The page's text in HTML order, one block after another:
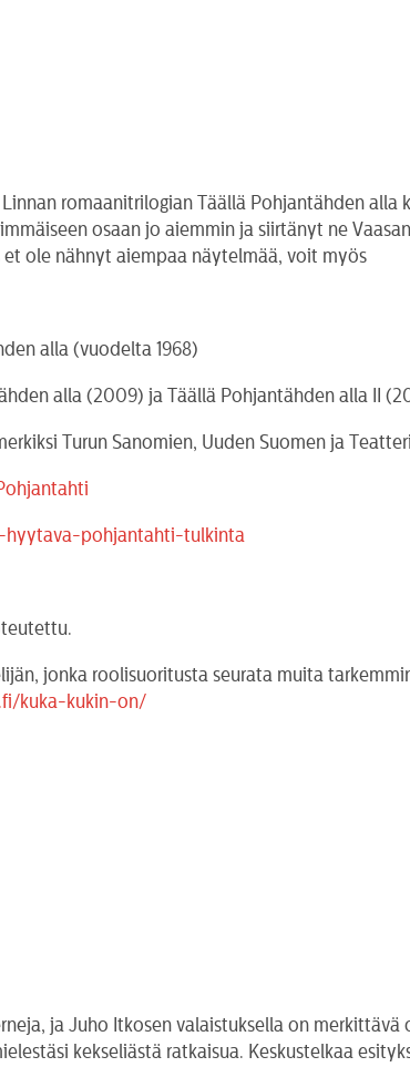
romaanitrilogian Täällä Pohjantähden
osaan jo aiemmin ja siirtänyt ne
ole nähnyt aiempaa näytelmää, voit myös
alla (vuodelta 1968)
alla (2009) ja Täällä Pohjantähden alla II
Turun Sanomien, Uuden Suomen ja
hyytava-pohjantahti-tulkinta
jonka roolisuoritusta seurata muita
kuka-kukin-on/
ja Juho Itkosen valaistuksella on merkittävä
kekseliästä ratkaisua. Keskustelkaa